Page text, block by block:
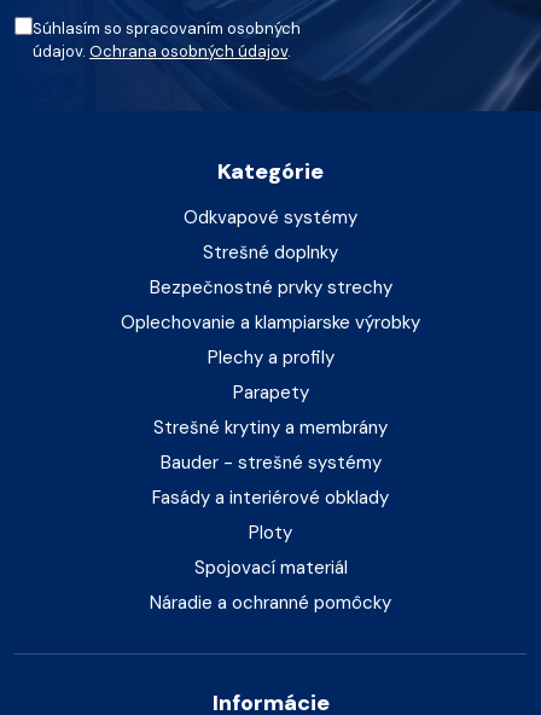
Súhlasím so spracovaním osobných
údajov. Ochrana osobných údajov.
Kategórie
Odkvapové systémy
Strešné doplnky
Bezpečnostné prvky strechy
Oplechovanie a klampiarske výrobky
Plechy a profily
Parapety
Strešné krytiny a membrány
Bauder - strešné systémy
Fasády a interiérové obklady
Ploty
Spojovací materiál
Náradie a ochranné pomôcky
Informácie